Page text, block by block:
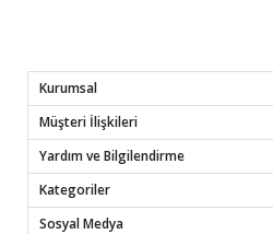
Kurumsal
Müşteri İlişkileri
Yardım ve Bilgilendirme
Kategoriler
Sosyal Medya